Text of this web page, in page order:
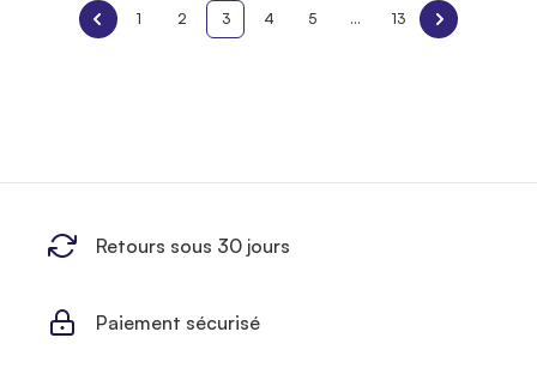
1 2 3 4 5 ... 13
Retours sous 30 jours
Paiement sécurisé